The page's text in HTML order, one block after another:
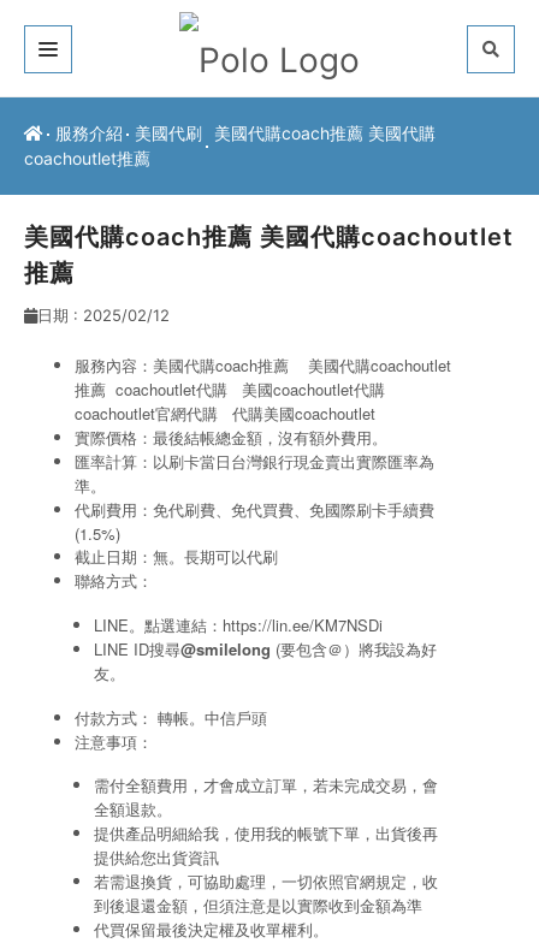
關於我們
服務介紹
常見問題
聯絡方式
服務介紹 美國代刷
美國代購coach推薦 美國代購
coachoutlet推薦
美國代購coach推薦 美國代購coachoutlet
推薦
日期 : 2025/02/12
服務內容：美國代購coach推薦 美國代購coachoutlet
推薦 coachoutlet代購
美國coachoutlet代購
coachoutlet官網代購
代購美國coachoutlet
實際價格：最後結帳總金額，沒有額外費用。
匯率計算：以刷卡當日台灣銀行現金賣出實際匯率為
準。
代刷費用：免代刷費、免代買費、免國際刷卡手續費
(1.5%)
截止日期：無。長期可以代刷
聯絡方式：
LINE。點選連結： https://lin.ee/KM7NSDi
LINE ID搜尋@smilelong (要包含＠）將我設為好
友。
付款方式： 轉帳。中信戶頭
注意事項：
需付全額費用，才會成立訂單，若未完成交易，會
全額退款。
提供產品明細給我，使用我的帳號下單，出貨後再
提供給您出貨資訊
若需退換貨，可協助處理，一切依照官網規定，收
到後退還金額，但須注意是以實際收到金額為準
代買保留最後決定權及收單權利。